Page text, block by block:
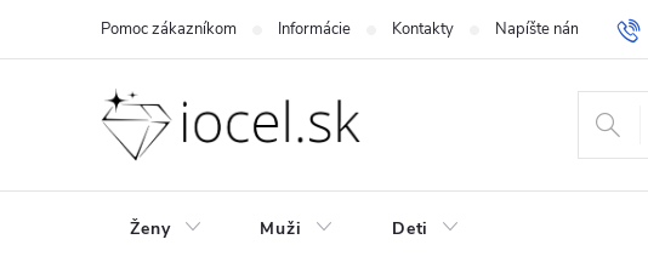
Pomoc zákazníkom Informácie Kontakty Napíšte nám Blog
Ženy Muži Deti